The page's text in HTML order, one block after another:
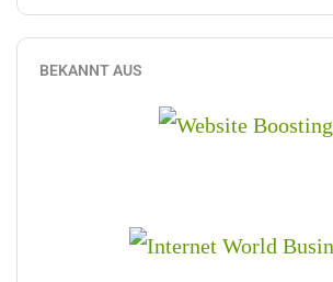
BEKANNT AUS